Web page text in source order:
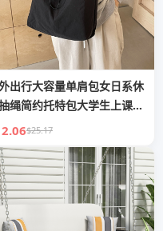
出行大容量单肩包女日系休
绳简约托特包大学生上课斜
$25.17